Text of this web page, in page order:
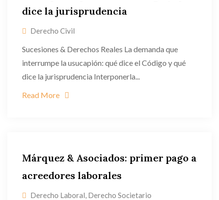
dice la jurisprudencia
Derecho Civil
Sucesiones & Derechos Reales La demanda que
interrumpe la usucapión: qué dice el Código y qué
dice la jurisprudencia Interponerla...
Read More
Márquez & Asociados: primer pago a
acreedores laborales
Derecho Laboral, Derecho Societario